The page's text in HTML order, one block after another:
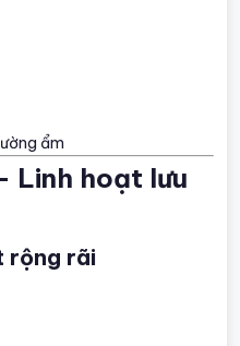
ẩm
Linh hoạt lưu
rộng rãi